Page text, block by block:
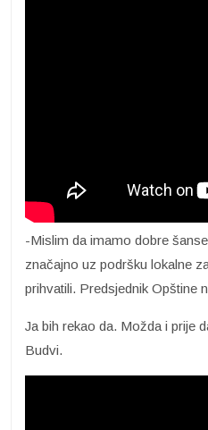
-Mislim da imamo dobre
značajno uz podršku lokalne
prihvatili. Predsjednik Opštine
Ja bih rekao da. Možda i prije
Budvi.